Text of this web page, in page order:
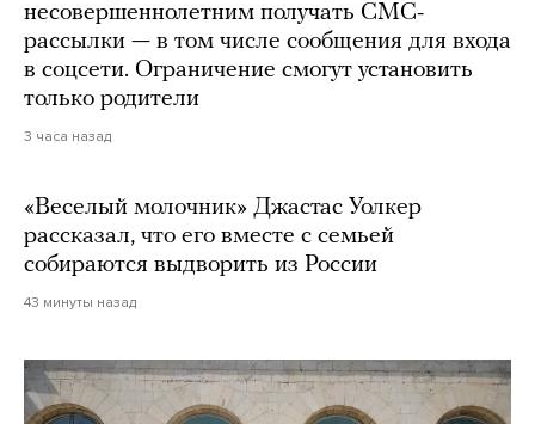
несовершеннолетним получать СМС-
рассылки — в том числе сообщения для входа
в соцсети. Ограничение смогут установить
только родители
3 часа назад
«Веселый молочник» Джастас Уолкер
рассказал, что его вместе с семьей
собираются выдворить из России
43 минуты назад